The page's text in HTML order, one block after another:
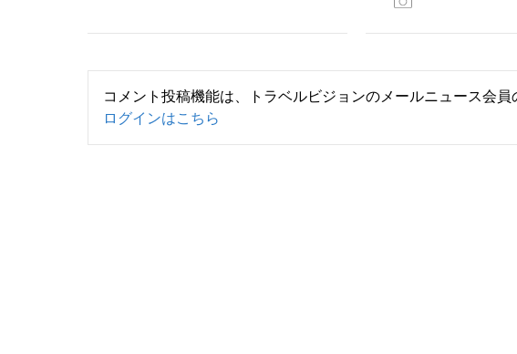
コメント投稿機能は、トラベルビジョンのメールニュース会員
ログインはこちら